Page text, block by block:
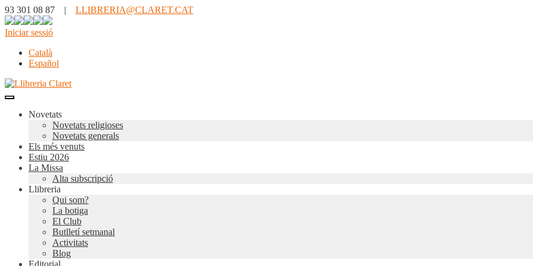
93 301 08 87 | LLIBRERIA@CLARET.CAT
Iniciar sessió
Català
Español
Novetats
Novetats religioses
Novetats generals
Els més venuts
Estiu 2026
La Missa
Alta subscripció
Llibreria
Qui som?
La botiga
El Club
Butlletí setmanal
Activitats
Blog
Editorial